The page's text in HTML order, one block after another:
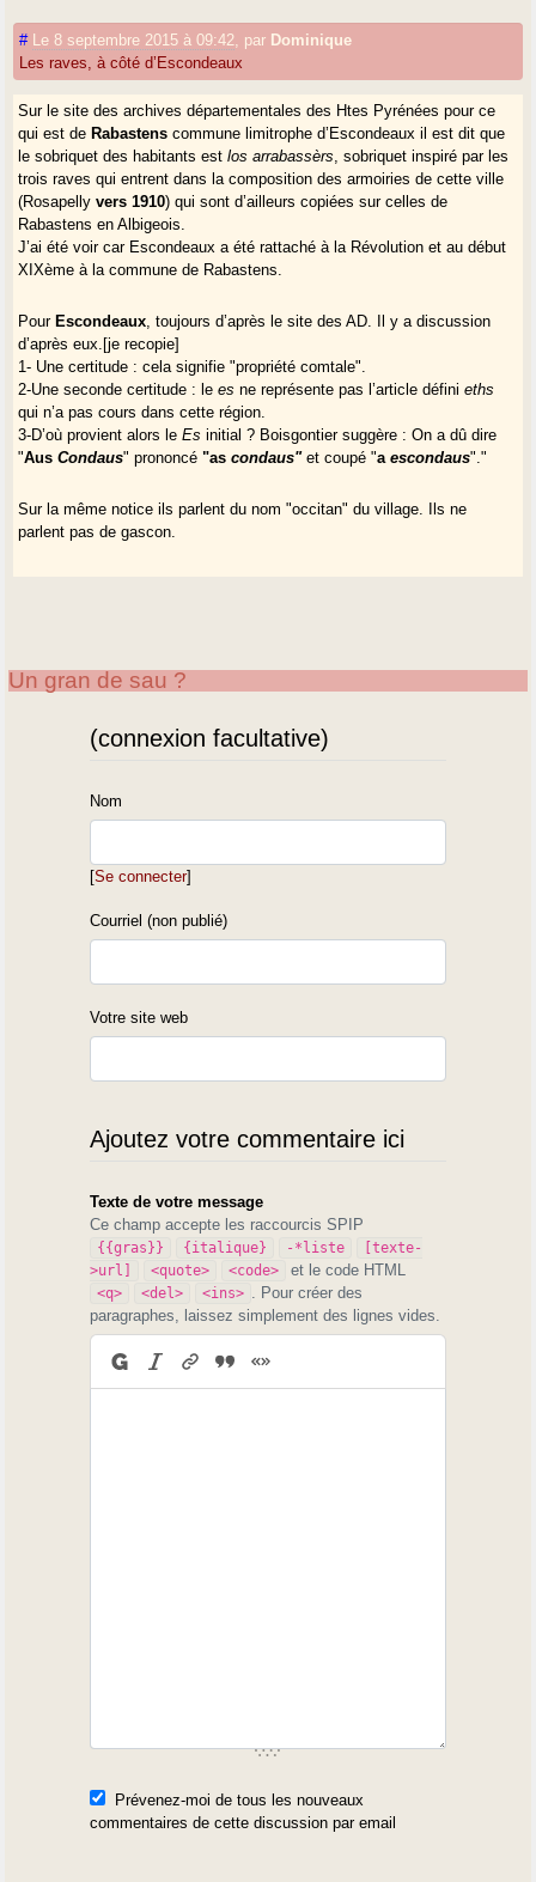
# Le 8 septembre 2015 à 09:42 par Dominique
Les raves, à côté d’Escondeaux
Sur le site des archives départementales des Htes Pyrénées pour ce
qui est de Rabastens commune limitrophe d’Escondeaux il est dit que
le sobriquet des habitants estlos arrabassèrs , sobriquet inspiré par les
trois raves qui entrent dans la composition des armoiries de cette ville
(Rosapellyvers 1910) qui sont d’ailleurs copiées sur celles de
Rabastens en Albigeois.
J’ai été voir car Escondeaux a été rattaché à la Révolution et au début
XIXème à la commune de Rabastens.
Pour Escondeaux , toujours d’après le site des AD. Il y a discussion
d’après eux.[je recopie]
1- Une certitude : cela signifie "propriété comtale".
2-Une seconde certitude : le es ne représente pas l’article définieths
qui n’a pas cours dans cette région.
3-D’où provient alors le Es initial ? Boisgontier suggère : On a dû dire
"AusCondaus" prononcé"ascondaus"et coupé "aescondaus"."
Sur la même notice ils parlent du nom "occitan" du village. Ils ne
parlent pas de gascon.
Un gran de sau ?
(connexion facultative)
Nom
[Se connecter]
Courriel (non publié)
Votre site web
Ajoutez votre commentaire ici
Texte de votre message
Ce champ accepte les raccourcis SPIP
{{gras}} {italique} -*liste
[texte-
>url]
<quote> <code> et le code HTML
<q> <del> <ins>
. Pour créer des
paragraphes, laissez simplement des lignes vides.
Prévenez-moi de tous les nouveaux
commentaires de cette discussion par email